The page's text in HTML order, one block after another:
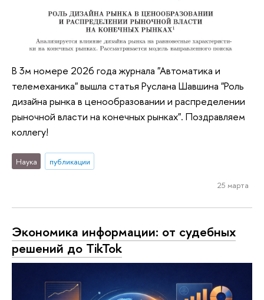
В 3м номере 2026 года журнала "Автоматика и
телемеханика" вышла статья Руслана Шавшина "Роль
дизайна рынка в ценообразовании и распределении
рыночной власти на конечных рынках". Поздравляем
коллегу!
Наука публикации
25 марта
Экономика информации: от судебных
решений до TikTok